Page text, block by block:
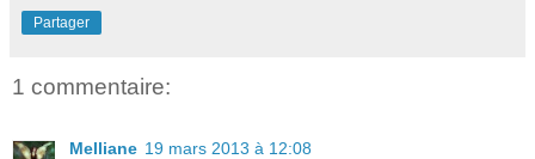
Partager
1 commentaire:
Melliane 19 mars 2013 à 12:08